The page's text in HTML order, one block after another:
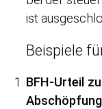
ist
Beispiele
BFH-Urteil
Abschöpfung